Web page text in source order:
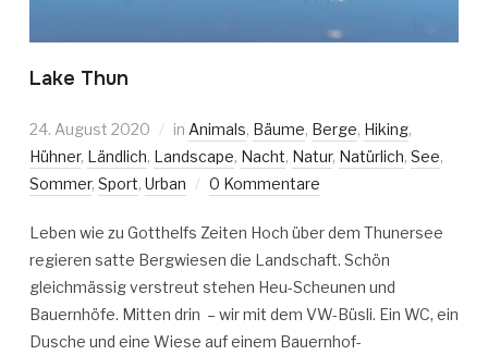
Lake Thun
24. August 2020 in Animals, Bäume, Berge, Hiking,
Hühner, Ländlich, Landscape, Nacht, Natur, Natürlich, See,
Sommer, Sport, Urban 0 Kommentare
Leben wie zu Gotthelfs Zeiten Hoch über dem Thunersee
regieren satte Bergwiesen die Landschaft. Schön
gleichmässig verstreut stehen Heu-Scheunen und
Bauernhöfe. Mitten drin – wir mit dem VW-Büsli. Ein WC, ein
Dusche und eine Wiese auf einem Bauernhof-